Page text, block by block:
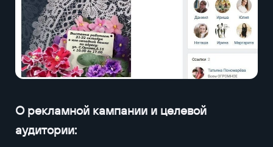
О рекламной кампании и целевой
аудитории: